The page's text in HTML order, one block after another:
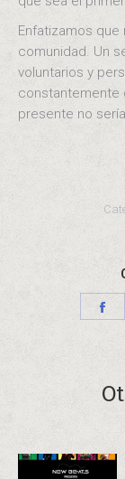
Enfatizamos
comunidad. Un
voluntarios y
constantemente
presente no